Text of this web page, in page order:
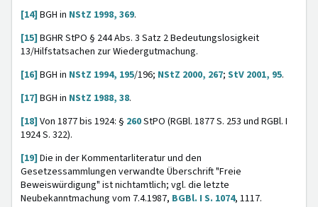
[14] BGH in NStZ 1998, 369.
[15] BGHR StPO § 244 Abs. 3 Satz 2 Bedeutungslosigkeit
13/Hilfstatsachen zur Wiedergutmachung.
[16] BGH in NStZ 1994, 195/196; NStZ 2000, 267; StV 2001, 95.
[17] BGH in NStZ 1988, 38.
[18] Von 1877 bis 1924: § 260StPO (RGBl. 1877 S. 253 und RGBl. I
1924 S. 322).
[19] Die in der Kommentarliteratur und den
Gesetzessammlungen verwandte Überschrift "Freie
Beweiswürdigung" ist nichtamtlich; vgl. die letzte
Neubekanntmachung vom 7.4.1987, BGBl. I S. 1074, 1117.